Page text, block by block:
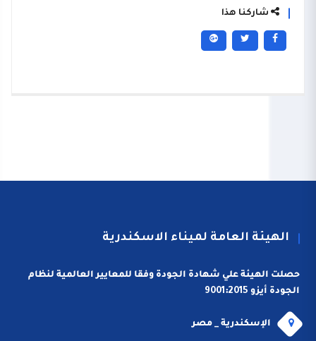
شاركنا هذا
الهيئة العامة لميناء الاسكندرية
حصلت الهيئة علي شهادة الجودة وفقا للمعايير العالمية لنظام
الجودة أيزو 9001:2015
الإسكندرية _ مصر